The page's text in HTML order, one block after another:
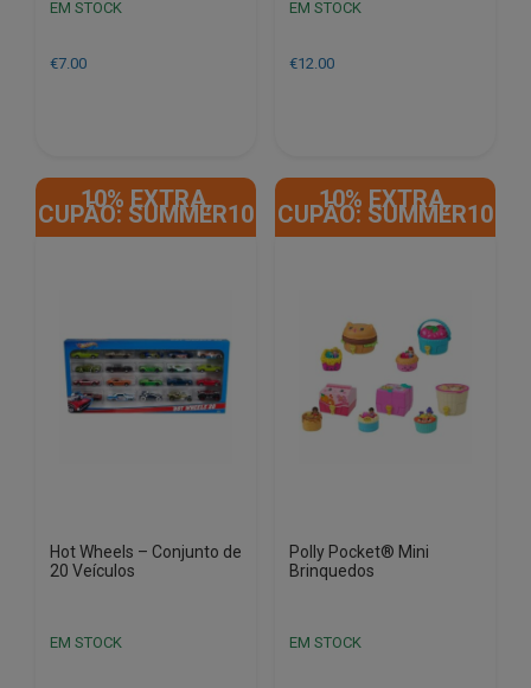
EM STOCK
€7.00
EM STOCK
€12.00
10% EXTRA,
CUPÃO: SUMMER10
Hot Wheels – Conjunto de
20 Veículos
EM STOCK
10% EXTRA,
CUPÃO: SUMMER10
Polly Pocket® Mini
Brinquedos
EM STOCK